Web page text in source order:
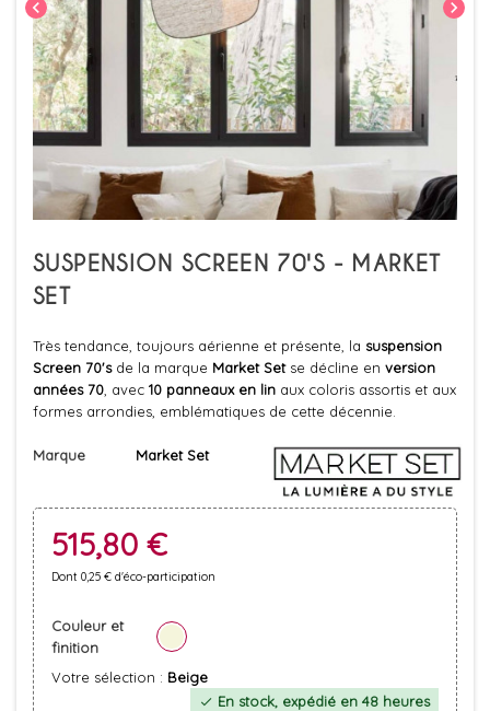
chevron_left chevron_right
SUSPENSION SCREEN 70'S - MARKET
SET
Très tendance, toujours aérienne et présente, la suspension
Screen 70'sde la marque Market Setse décline en version
années 70 , avec 10 panneaux en lin aux coloris assortis et aux
formes arrondies, emblématiques de cette décennie.
Marque Market Set
515,80 €
Dont 0,25 € d'éco-participation
Couleur et
finition
Votre sélection : Beige
check En stock, expédié en 48 heures